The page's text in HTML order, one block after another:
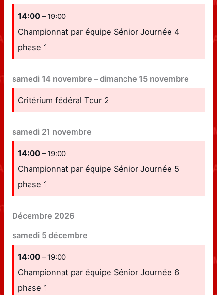
14:00– 19:00
Championnat par équipe Sénior Journée 4
phase 1
samedi 14 novembre –dimanche 15 novembre
Critérium fédéral Tour 2
samedi 21 novembre
14:00– 19:00
Championnat par équipe Sénior Journée 5
phase 1
Décembre 2026
samedi 5 décembre
14:00– 19:00
Championnat par équipe Sénior Journée 6
phase 1